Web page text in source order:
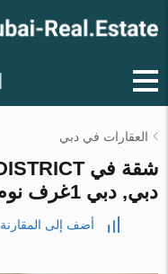
العقارات في دبي
دبي, دبي 1غرف نوم, 76 م² رقم 44781
أضف إلى المقارنة